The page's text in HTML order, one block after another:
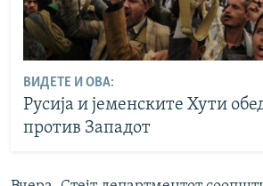
ВИДЕТЕ И ОВА:
Русија и јеменските Хути
против Западот